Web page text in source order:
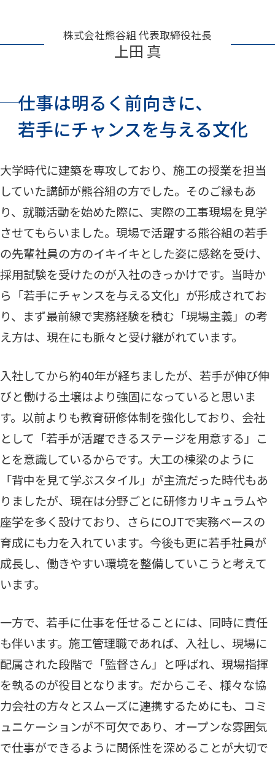
株式会社熊谷組 代表取締役社長
上田 真
仕事は明るく前向きに、
若手にチャンスを与える文化
大学時代に建築を専攻しており、施工の授業を担当
していた講師が熊谷組の方でした。そのご縁もあ
り、就職活動を始めた際に、実際の工事現場を見学
させてもらいました。現場で活躍する熊谷組の若手
の先輩社員の方のイキイキとした姿に感銘を受け、
採用試験を受けたのが入社のきっかけです。当時か
ら「若手にチャンスを与える文化」が形成されてお
り、まず最前線で実務経験を積む「現場主義」の考
え方は、現在にも脈々と受け継がれています。
入社してから約40年が経ちましたが、若手が伸び伸
びと働ける土壌はより強固になっていると思いま
す。以前よりも教育研修体制を強化しており、会社
として「若手が活躍できるステージを用意する」こ
とを意識しているからです。大工の棟梁のように
「背中を見て学ぶスタイル」が主流だった時代もあ
りましたが、現在は分野ごとに研修カリキュラムや
座学を多く設けており、さらにOJTで実務ベースの
育成にも力を入れています。今後も更に若手社員が
成長し、働きやすい環境を整備していこうと考えて
います。
一方で、若手に仕事を任せることには、同時に責任
も伴います。施工管理職であれば、入社し、現場に
配属された段階で「監督さん」と呼ばれ、現場指揮
を執るのが役目となります。だからこそ、様々な協
力会社の方々とスムーズに連携するためにも、コミ
ュニケーションが不可欠であり、オープンな雰囲気
で仕事ができるように関係性を深めることが大切で